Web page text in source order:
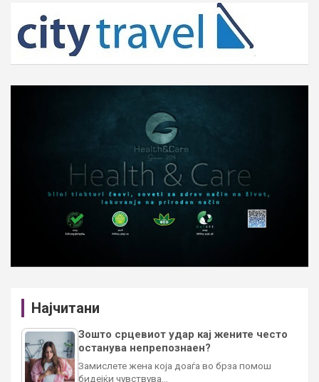
h
Најчитани
Зошто срцевиот удар кај жените често
останува непрепознаен?
Замислете жена која доаѓа во брза помош
бидејќи чувствува…